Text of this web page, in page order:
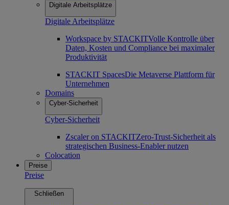
Digitale Arbeitsplätze
Digitale Arbeitsplätze
Workspace by STACKITVolle Kontrolle über
Daten, Kosten und Compliance bei maximaler
Produktivität
STACKIT SpacesDie Metaverse Plattform für
Unternehmen
Domains
Cyber-Sicherheit
Cyber-Sicherheit
Zscaler on STACKITZero-Trust-Sicherheit als
strategischen Business-Enabler nutzen
Colocation
Preise
Preise
Schließen